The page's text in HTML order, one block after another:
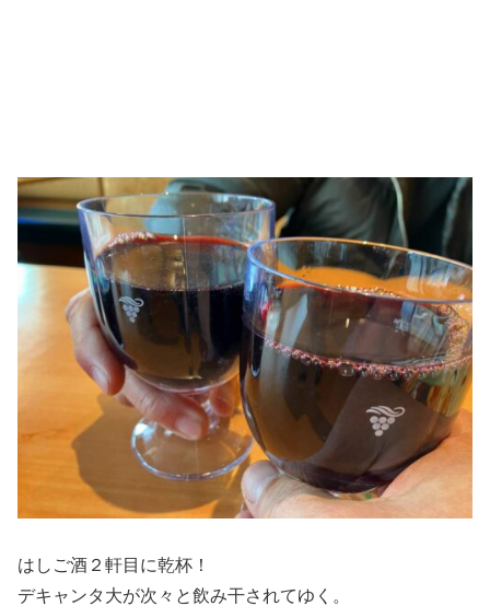
はしご酒２軒目に乾杯！
デキャンタ大が次々と飲み干されてゆく。